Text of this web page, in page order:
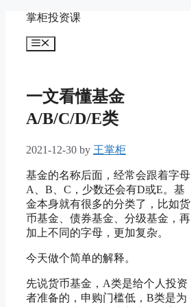
content
掌柜投资课
Menu
一文看懂基金
A/B/C/D/E类
2021-12-30 by 王掌柜
基金的名称后面，经常会跟着字母
A、B、C，少数还会有D或E。基
金本身就有很多的分类了，比如货
币基金、债券基金、分级基金，再
加上不同的字母，更加复杂。
今天做个简单的解释。
先说货币基金，A类是给个人投资
者准备的，申购门槛低，B类是为